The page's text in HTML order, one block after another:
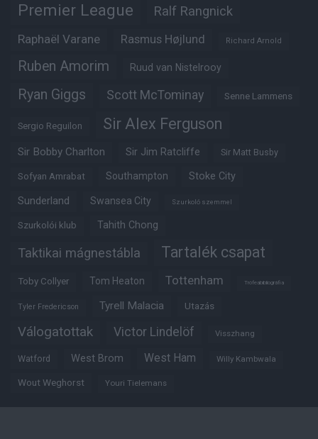
Premier League Ralf Rangnick
Raphaël Varane Rasmus Højlund Richard Arnold
Ruben Amorim Ruud van Nistelrooy
Ryan Giggs Scott McTominay Senne Lammens
Sergio Reguilon Sir Alex Ferguson
Sir Bobby Charlton Sir Jim Ratcliffe Sir Matt Busby
Sofyan Amrabat Southampton Stoke City
Sunderland Swansea City Szurkoló szemmel
Szurkolói klub Tahith Chong
Taktikai mágnestábla Tartalék csapat
Toby Collyer Tom Heaton Tottenham Trófeabibliográfia
Tyler Fredericson Tyrell Malacia Utazás
Válogatottak Victor Lindelöf Visszhang
Watford West Brom West Ham Willy Kambwala
Wout Weghorst Youri Tielemans